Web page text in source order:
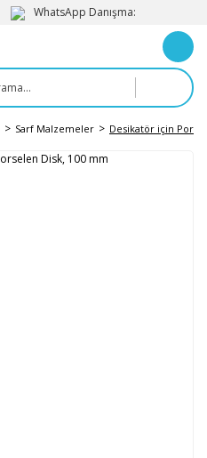
WhatsApp Danışma:
Sarf Malzemeler Desikatör için